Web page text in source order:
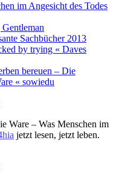
im Angesicht des Todes
Sachbücher 2013
by trying « Daves
bereuen – Die
« sowiedu
Ware – Was Menschen im
jetzt lesen, jetzt leben.